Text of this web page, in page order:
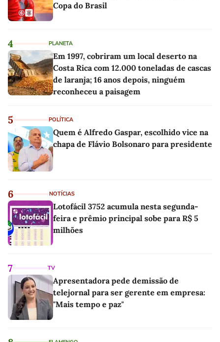
Copa do Brasil
4 PLANETA
Em 1997, cobriram um local deserto na
Costa Rica com 12.000 toneladas de cascas
de laranja; 16 anos depois, ninguém
reconheceu a paisagem
5 POLÍTICA
Quem é Alfredo Gaspar, escolhido vice na
chapa de Flávio Bolsonaro para presidente
6 NOTÍCIAS
Lotofácil 3752 acumula nesta segunda-
feira e prêmio principal sobe para R$ 5
milhões
7 TV
Apresentadora pede demissão de
telejornal para ser gerente em empresa:
"Mais tempo e paz"